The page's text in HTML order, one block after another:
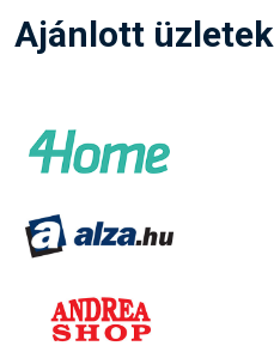
Ajánlott üzletek